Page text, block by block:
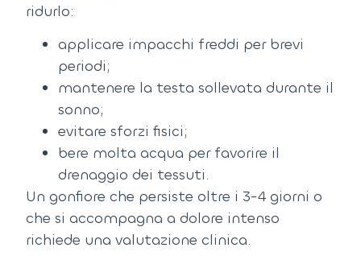
ridurlo:
applicare impacchi freddi per brevi
periodi;
mantenere la testa sollevata durante il
sonno;
evitare sforzi fisici;
bere molta acqua per favorire il
drenaggio dei tessuti.
Un gonfiore che persiste oltre i 3-4 giorni o
che si accompagna a dolore intenso
richiede una valutazione clinica.